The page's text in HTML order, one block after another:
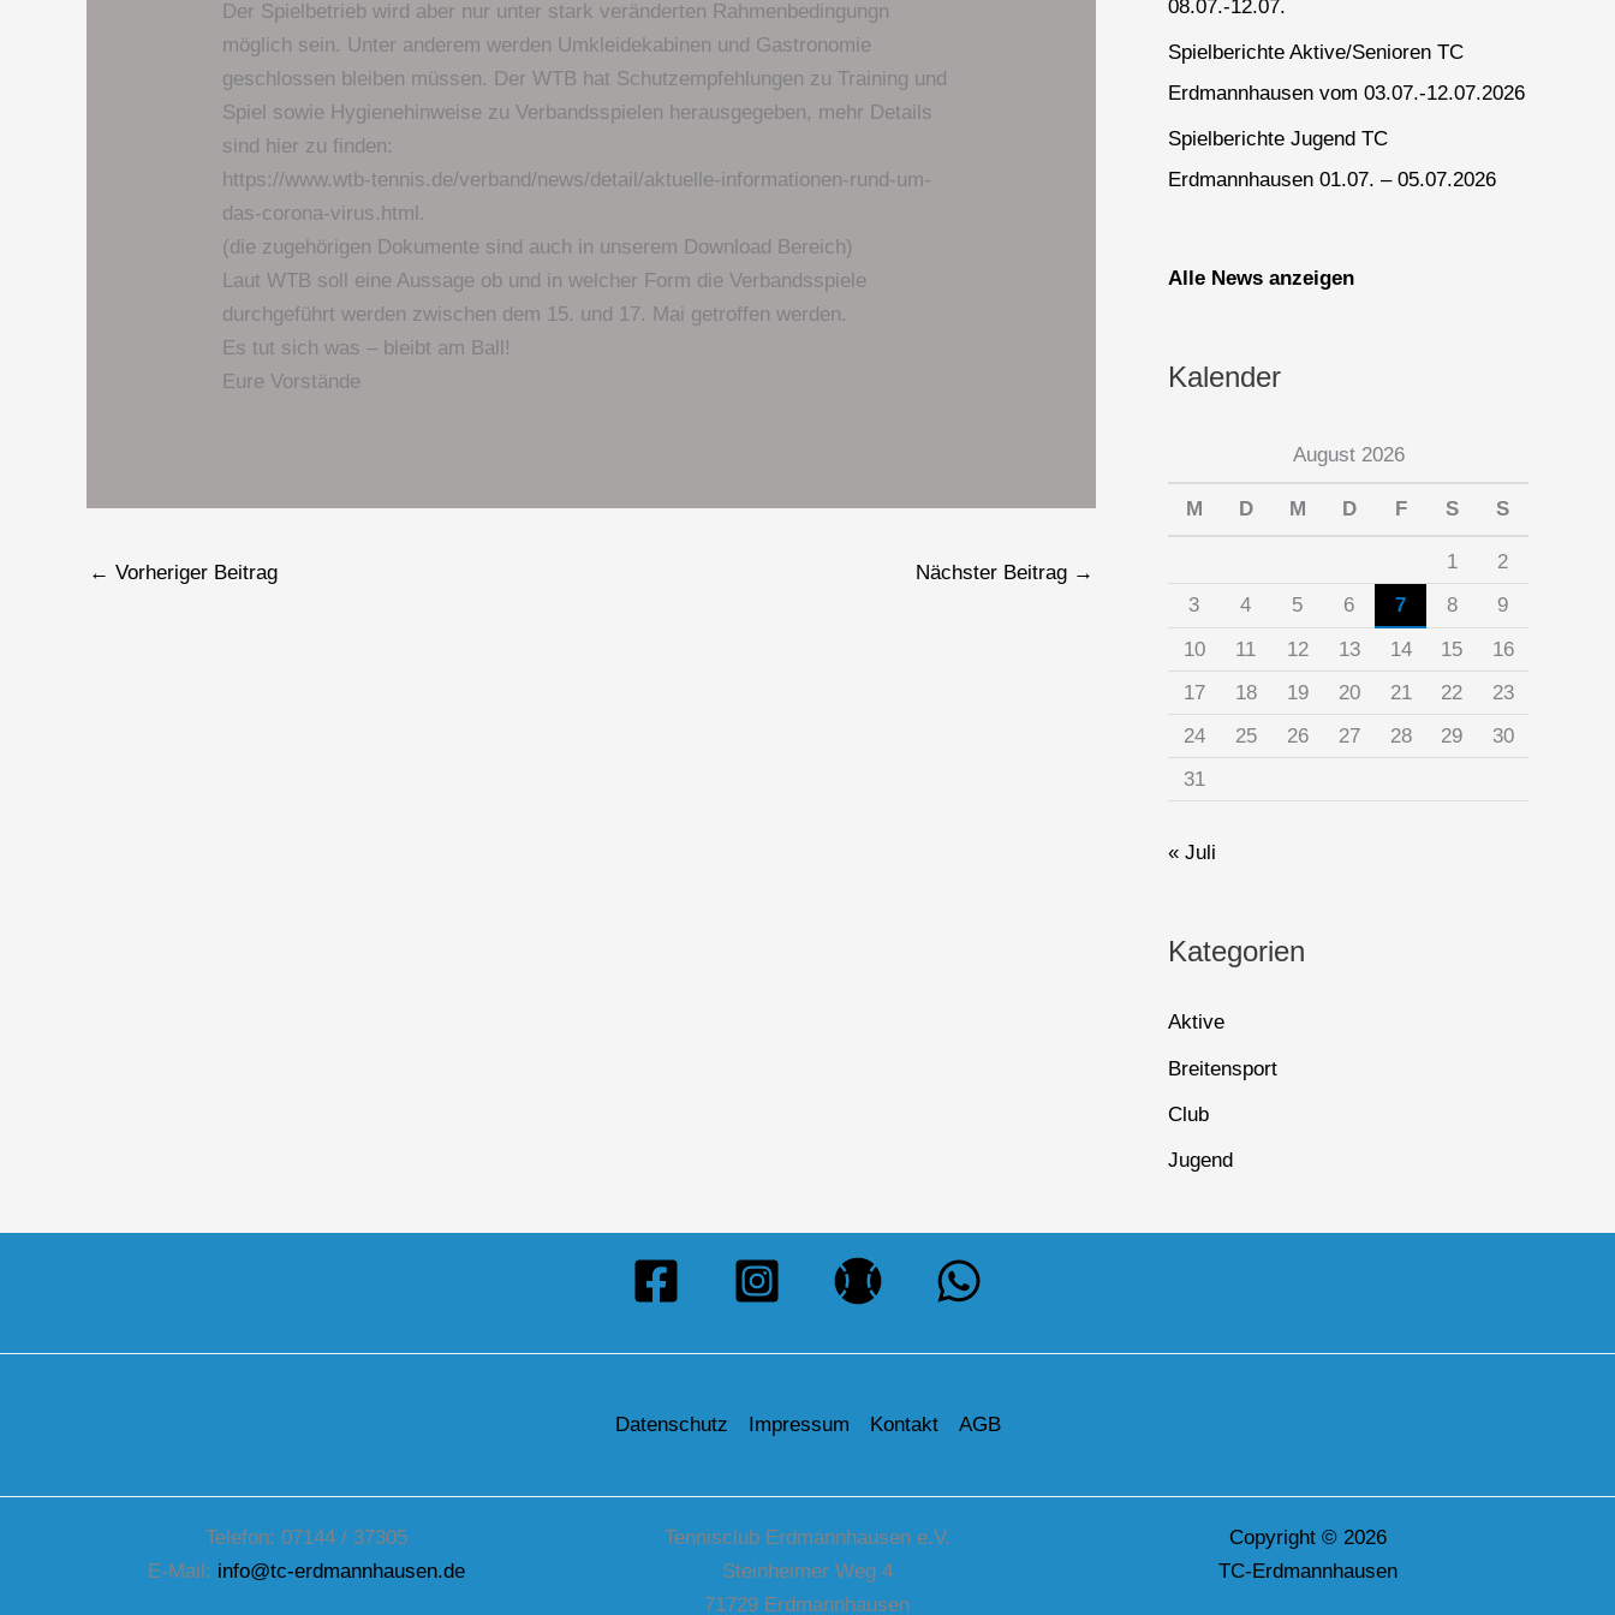
Der Spielbetrieb wird aber nur unter stark veränderten Rahmenbedingungn
möglich sein. Unter anderem werden Umkleidekabinen und Gastronomie
geschlossen bleiben müssen. Der WTB hat Schutzempfehlungen zu Training und
Spiel sowie Hygienehinweise zu Verbandsspielen herausgegeben, mehr Details
sind hier zu finden:
https://www.wtb-tennis.de/verband/news/detail/aktuelle-informationen-rund-um-
das-corona-virus.html.
(die zugehörigen Dokumente sind auch in unserem Download Bereich)
Laut WTB soll eine Aussage ob und in welcher Form die Verbandsspiele
durchgeführt werden zwischen dem 15. und 17. Mai getroffen werden.
Es tut sich was – bleibt am Ball!
Eure Vorstände
← Vorheriger Beitrag Nächster Beitrag →
08.07.-12.07.
Spielberichte Aktive/Senioren TC
Erdmannhausen vom 03.07.-12.07.2026
Spielberichte Jugend TC
Erdmannhausen 01.07. – 05.07.2026
Alle News anzeigen
Kalender
August 2026
M D M D F S S
1
2
3
4 5 6 7 8
9
10
11 12 13 14 15
16
17
18 19 20 21 22
23
24
25 26 27 28 29
30
31
« Juli
Kategorien
Aktive
Breitensport
Club
Jugend
Datenschutz Impressum Kontakt AGB
Telefon: 07144 / 37305
E-Mail: info@tc-erdmannhausen.de
Tennisclub Erdmannhausen e.V.
Steinheimer Weg 4
71729 Erdmannhausen
Copyright © 2026
TC-Erdmannhausen